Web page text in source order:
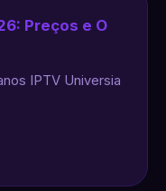
Preços e O
IPTV Universia